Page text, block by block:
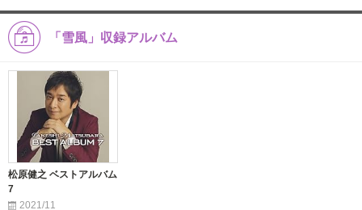
「雪風」収録アルバム
松原健之 ベストアルバム
7
2021/11